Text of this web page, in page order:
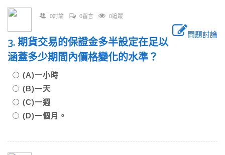
0討論 0留言 0追蹤
問題討論
3. 期貨交易的保證金多半設定在足以
涵蓋多少期間內價格變化的水準？
(A)一小時
(B)一天
(C)一週
(D)一個月。